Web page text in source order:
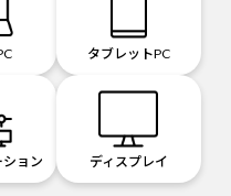
タブレットPC
ョン ディスプレイ